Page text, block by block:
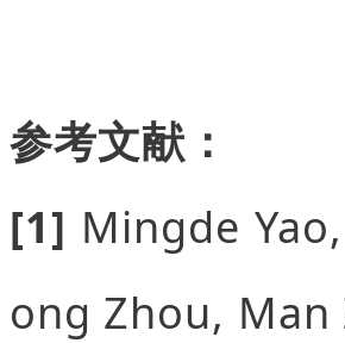
参考文献：
[1] Mingde
ong Zhou, Man